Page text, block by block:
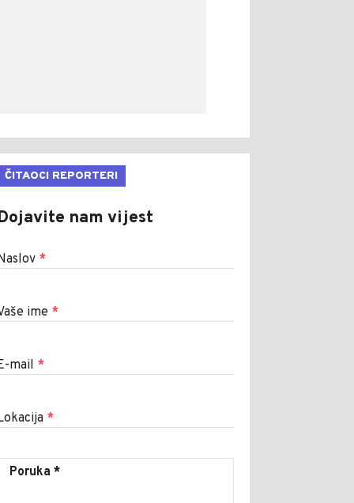
ČITAOCI REPORTERI
nam vijest
*
ime *
mail *
*